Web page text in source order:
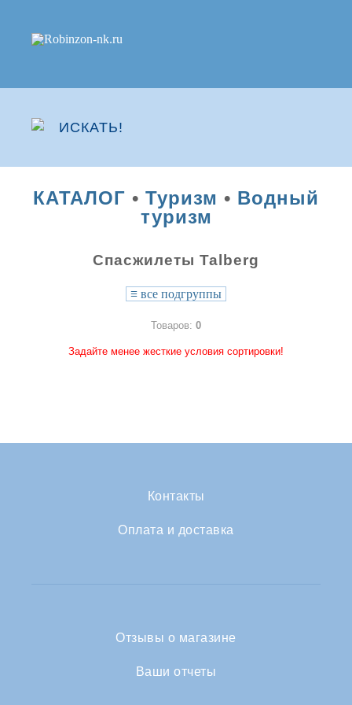
КАТАЛОГ • Туризм • Водный
туризм
Спасжилеты Talberg
≡ все подгруппы
Товаров: 0
Задайте менее жесткие условия сортировки!
Контакты
Оплата и доставка
Отзывы о магазине
Ваши отчеты